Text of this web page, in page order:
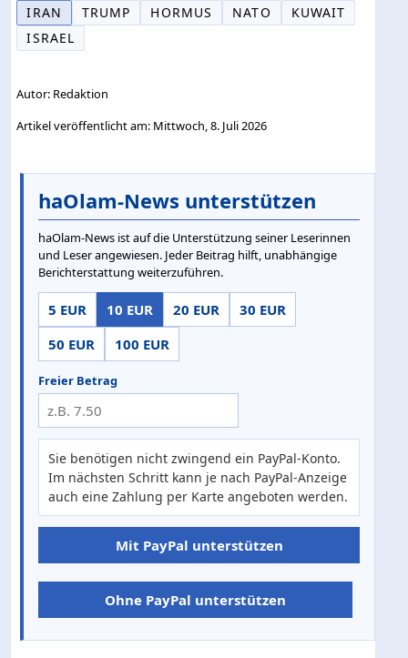
IRAN
TRUMP HORMUS NATO
KUWAIT
ISRAEL
Autor: Redaktion
Artikel veröffentlicht am: Mittwoch, 8. Juli 2026
haOlam-News unterstützen
haOlam-News ist auf die Unterstützung seiner Leserinnen
und Leser angewiesen. Jeder Beitrag hilft, unabhängige
Berichterstattung weiterzuführen.
5 EUR 10 EUR 20 EUR
30 EUR
50 EUR
100 EUR
Freier Betrag
Sie benötigen nicht zwingend ein PayPal-Konto.
Im nächsten Schritt kann je nach PayPal-Anzeige
auch eine Zahlung per Karte angeboten werden.
Mit PayPal unterstützen
Ohne PayPal unterstützen